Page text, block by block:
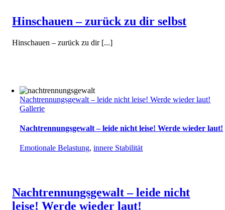
Hinschauen – zurück zu dir selbst
Hinschauen – zurück zu dir [...]
Nachtrennungsgewalt – leide nicht leise! Werde wieder laut!
Gallerie
Nachtrennungsgewalt – leide nicht leise! Werde wieder laut!
Emotionale Belastung,innere Stabilität
Nachtrennungsgewalt – leide nicht
leise! Werde wieder laut!